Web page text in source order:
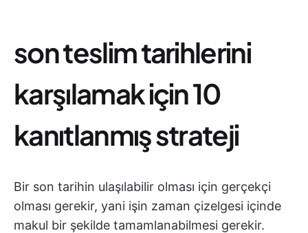
son teslim tarihlerini
karşılamak için 10
kanıtlanmış strateji
Bir son tarihin ulaşılabilir olması için gerçekçi
olması gerekir, yani işin zaman çizelgesi içinde
makul bir şekilde tamamlanabilmesi gerekir.